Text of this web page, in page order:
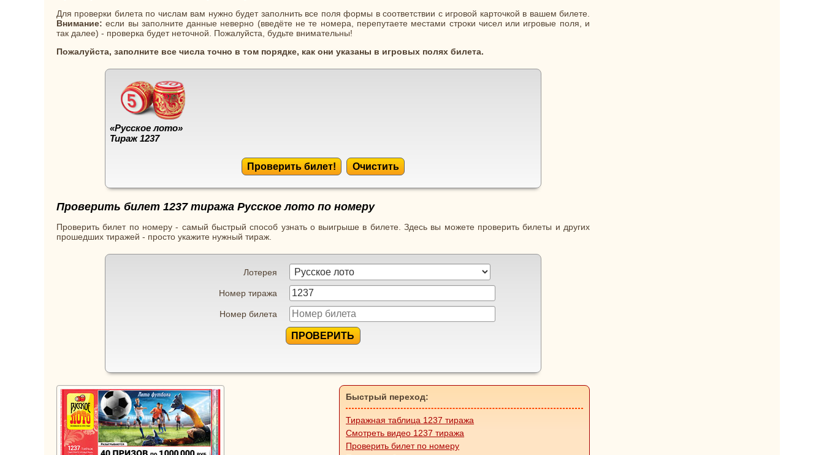
Для проверки билета по числам вам нужно будет заполнить все поля формы в соответствии с игровой карточкой в вашем билете.
Внимание: если вы заполните данные неверно (введёте не те номера, перепутаете местами строки чисел или игровые поля, и
так далее) - проверка будет неточной. Пожалуйста, будьте внимательны!
Пожалуйста, заполните все числа точно в том порядке, как они указаны в игровых полях билета.
«Русское лото»
Тираж 1237
Проверить билет! Очистить
Проверить билет 1237 тиража Русское лото по номеру
Проверить билет по номеру - самый быстрый способ узнать о выигрыше в билете. Здесь вы можете проверить билеты и других
прошедших тиражей - просто укажите нужный тираж.
Лотерея
Номер тиража
Номер билета
ПРОВЕРИТЬ
Быстрый переход:
Тиражная таблица 1237 тиража
Смотреть видео 1237 тиража
Проверить билет по номеру